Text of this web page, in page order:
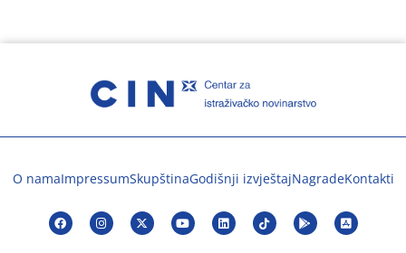
O namaImpressumSkupštinaGodišnji izvještajNagradeKontakti